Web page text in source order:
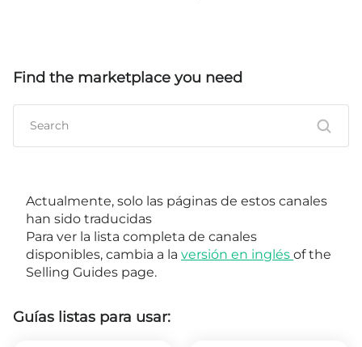
Find the marketplace you need
Actualmente, solo las páginas de estos canales
han sido traducidas
Para ver la lista completa de canales
disponibles, cambia a la versión en inglés of the
Selling Guides page.
Guías listas para usar: